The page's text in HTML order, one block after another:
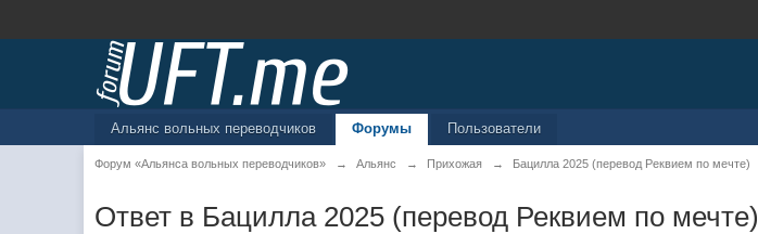
Альянс вольных переводчиков Форумы Пользователи
Форум «Альянса вольных переводчиков» → Альянс → Прихожая → Бацилла 2025 (перевод Реквием по мечте)
Ответ в Бацилла 2025 (перевод Реквием по мечте)